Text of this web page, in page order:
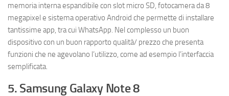
memoria interna espandibile con slot micro SD, fotocamera da 8
megapixel e sistema operativo Android che permette di installare
tantissime app, tra cui WhatsApp. Nel complesso un buon
dispositivo con un buon rapporto qualità/ prezzo che presenta
funzioni che ne agevolano l’utilizzo, come ad esempio l’interfaccia
semplificata.
5. Samsung Galaxy Note 8